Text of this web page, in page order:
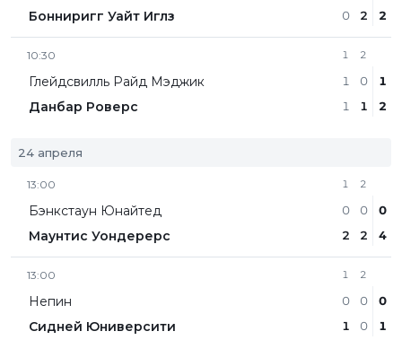
Бонниригг Уайт Иглз
0
2
2
10:30
Глейдсвилль Райд Мэджик
Данбар Роверс
1
1
1
2
0
1
1
2
24 апреля
13:00
Бэнкстаун Юнайтед
Маунтис Уондерерс
1
0
2
2
0
2
0
4
13:00
Непин
Сидней Юниверсити
1
0
1
2
0
0
0
1